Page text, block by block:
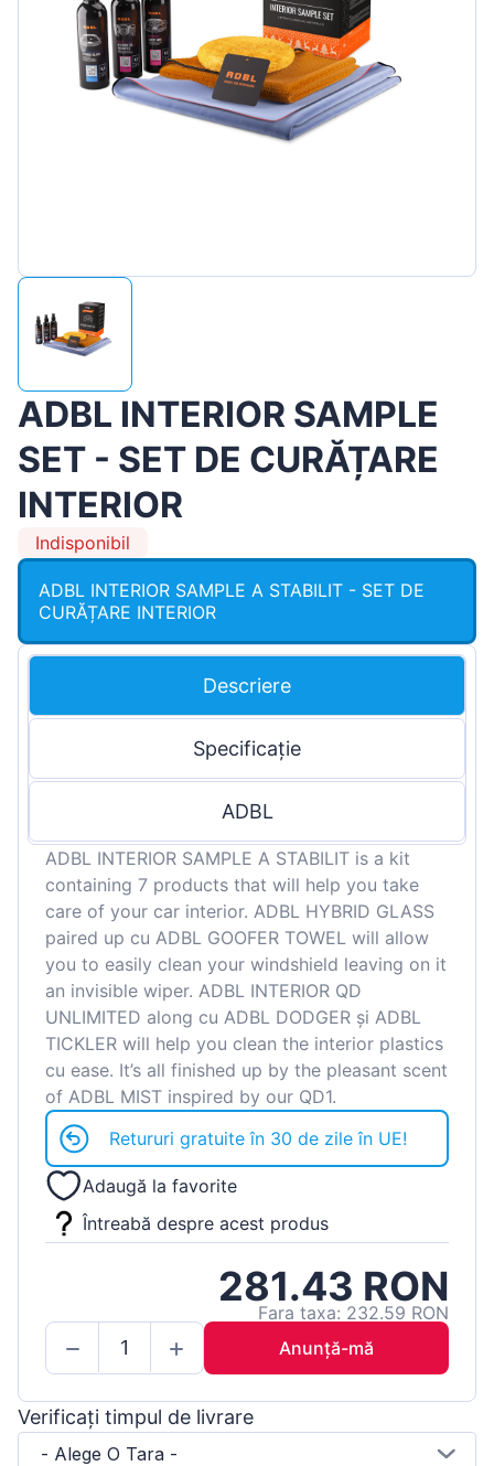
Magyar
Lietuvių
Hrvatski
Português
ADBL INTERIOR SAMPLE
SET - SET DE CURĂȚARE
INTERIOR
Indisponibil
ADBL INTERIOR SAMPLE A STABILIT - SET DE
CURĂȚARE INTERIOR
Descriere
Specificație
ADBL
ADBL INTERIOR SAMPLE A STABILIT is a kit
containing 7 products that will help you take
care of your car interior. ADBL HYBRID GLASS
paired up cu ADBL GOOFER TOWEL will allow
you to easily clean your windshield leaving on it
an invisible wiper. ADBL INTERIOR QD
UNLIMITED along cu ADBL DODGER și ADBL
TICKLER will help you clean the interior plastics
cu ease. It’s all finished up by the pleasant scent
of ADBL MIST inspired by our QD1.
Retururi gratuite în 30 de zile în UE!
Adaugă la favorite
Întreabă despre acest produs
281.43 RON
Fara taxa: 232.59 RON
Anunță-mă
Verificați timpul de livrare
- Alege O Tara -